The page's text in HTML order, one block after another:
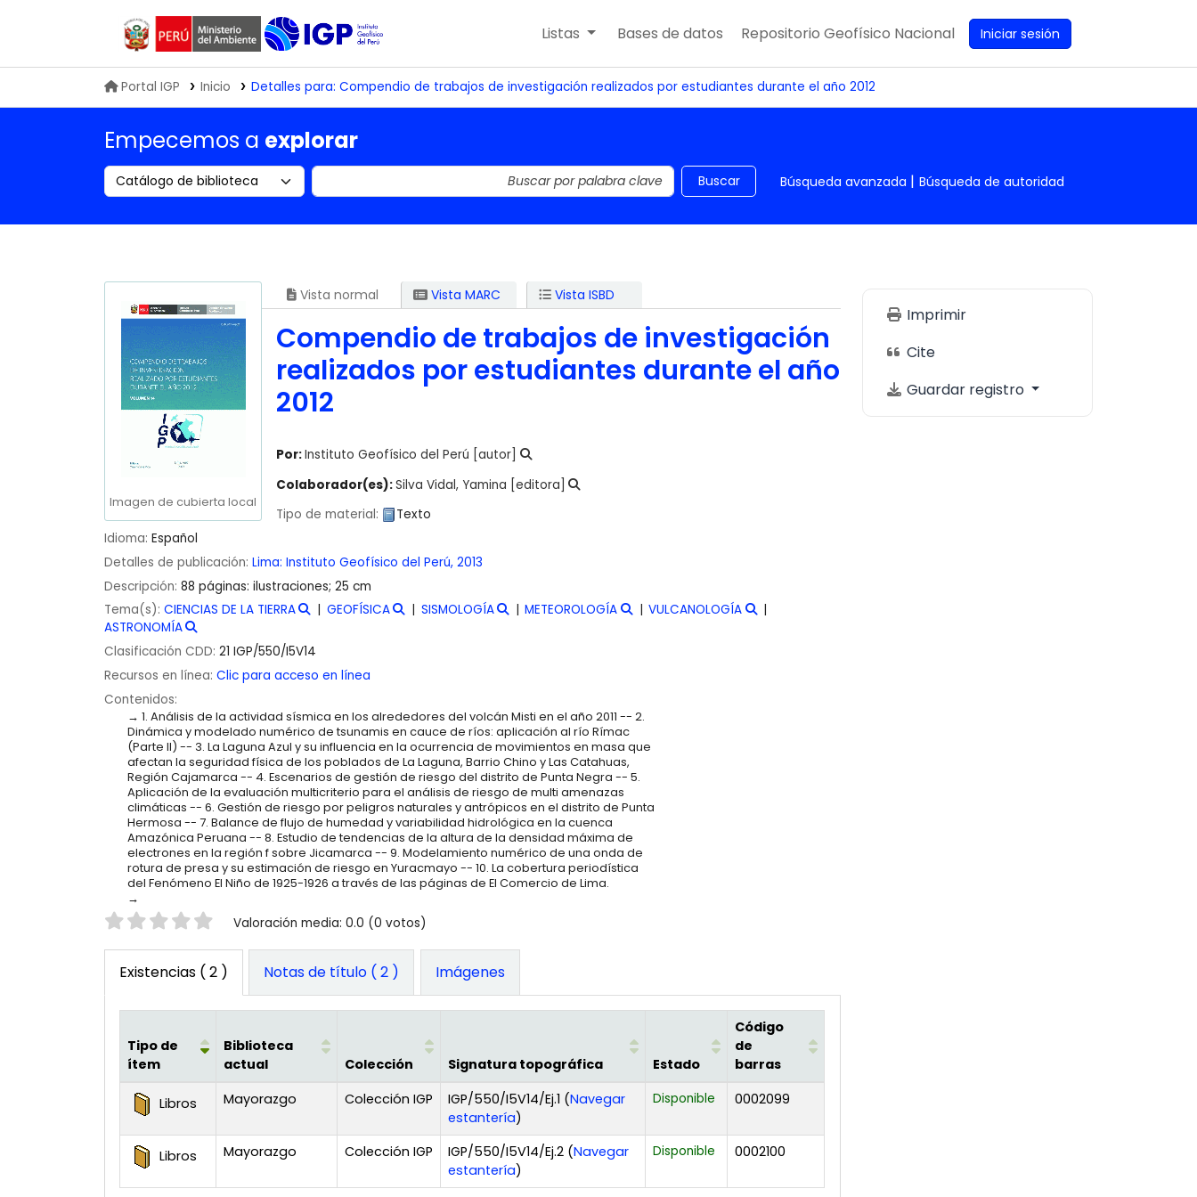
Biblioteca IGP
Listas Bases de datos Repositorio Geofísico Nacional Iniciar sesión
Portal IGP Inicio Detalles para: Compendio de trabajos de investigación realizados por estudiantes durante el año 2012
Empecemos a explorar
Search the catalog by: Buscar en el catálogo por palabra clave Buscar Búsqueda avanzada Búsqueda de autoridad
Imagen de cubierta local
Vista normal Vista MARC Vista ISBD
Compendio de trabajos de investigación
realizados por estudiantes durante el año
2012
Por:Instituto Geofísico del Perú [autor]
Colaborador(es):Silva Vidal, Yamina [editora]
Tipo de material:
Texto
Idioma: Español
Detalles de publicación: Lima: Instituto Geofísico del Perú, 2013
Descripción: 88 páginas: ilustraciones; 25 cm
Tema(s): CIENCIAS DE LA TIERRA GEOFÍSICA SISMOLOGÍA METEOROLOGÍA
VULCANOLOGÍA
ASTRONOMÍA
Clasificación CDD: 21 IGP/550/I5V14
Recursos en línea: Clic para acceso en línea
Contenidos:
1. Análisis de la actividad sísmica en los alrededores del volcán Misti en el año 2011 -- 2.
Dinámica y modelado numérico de tsunamis en cauce de ríos: aplicación al río Rímac
(Parte II) -- 3. La Laguna Azul y su influencia en la ocurrencia de movimientos en masa que
afectan la seguridad física de los poblados de La Laguna, Barrio Chino y Las Catahuas,
Región Cajamarca -- 4. Escenarios de gestión de riesgo del distrito de Punta Negra -- 5.
Aplicación de la evaluación multicriterio para el análisis de riesgo de multi amenazas
climáticas -- 6. Gestión de riesgo por peligros naturales y antrópicos en el distrito de Punta
Hermosa -- 7. Balance de flujo de humedad y variabilidad hidrológica en la cuenca
Amazónica Peruana -- 8. Estudio de tendencias de la altura de la densidad máxima de
electrones en la región f sobre Jicamarca -- 9. Modelamiento numérico de una onda de
rotura de presa y su estimación de riesgo en Yuracmayo -- 10. La cobertura periodística
del Fenómeno El Niño de 1925-1926 a través de las páginas de El Comercio de Lima.
Valoración Valoración media: 0.0 (0 votos)
Existencias ( 2 ) Notas de título ( 2 ) Imágenes
Existencias
Tipo de
ítem
Biblioteca
actual
Colección Signatura topográfica Estado
Código
de
barras
Libros Mayorazgo Colección IGP IGP/550/I5V14/Ej.1 (Navegar
estantería(Abre debajo)
)
Disponible 0002099
Libros Mayorazgo Colección IGP IGP/550/I5V14/Ej.2 (Navegar
estantería(Abre debajo)
)
Disponible 0002100
Imprimir
Cite
Guardar registro